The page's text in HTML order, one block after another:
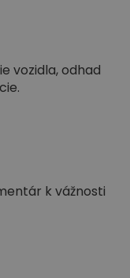
vozidla, odhad
k vážnosti